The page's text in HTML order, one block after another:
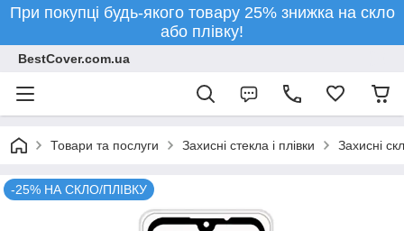
При покупці будь-якого товару 25% знижка на скло
або плівку!
BestCover.com.ua
Товари та послуги Захисні стекла і плівки Захисні
-25% НА СКЛО/ПЛІВКУ